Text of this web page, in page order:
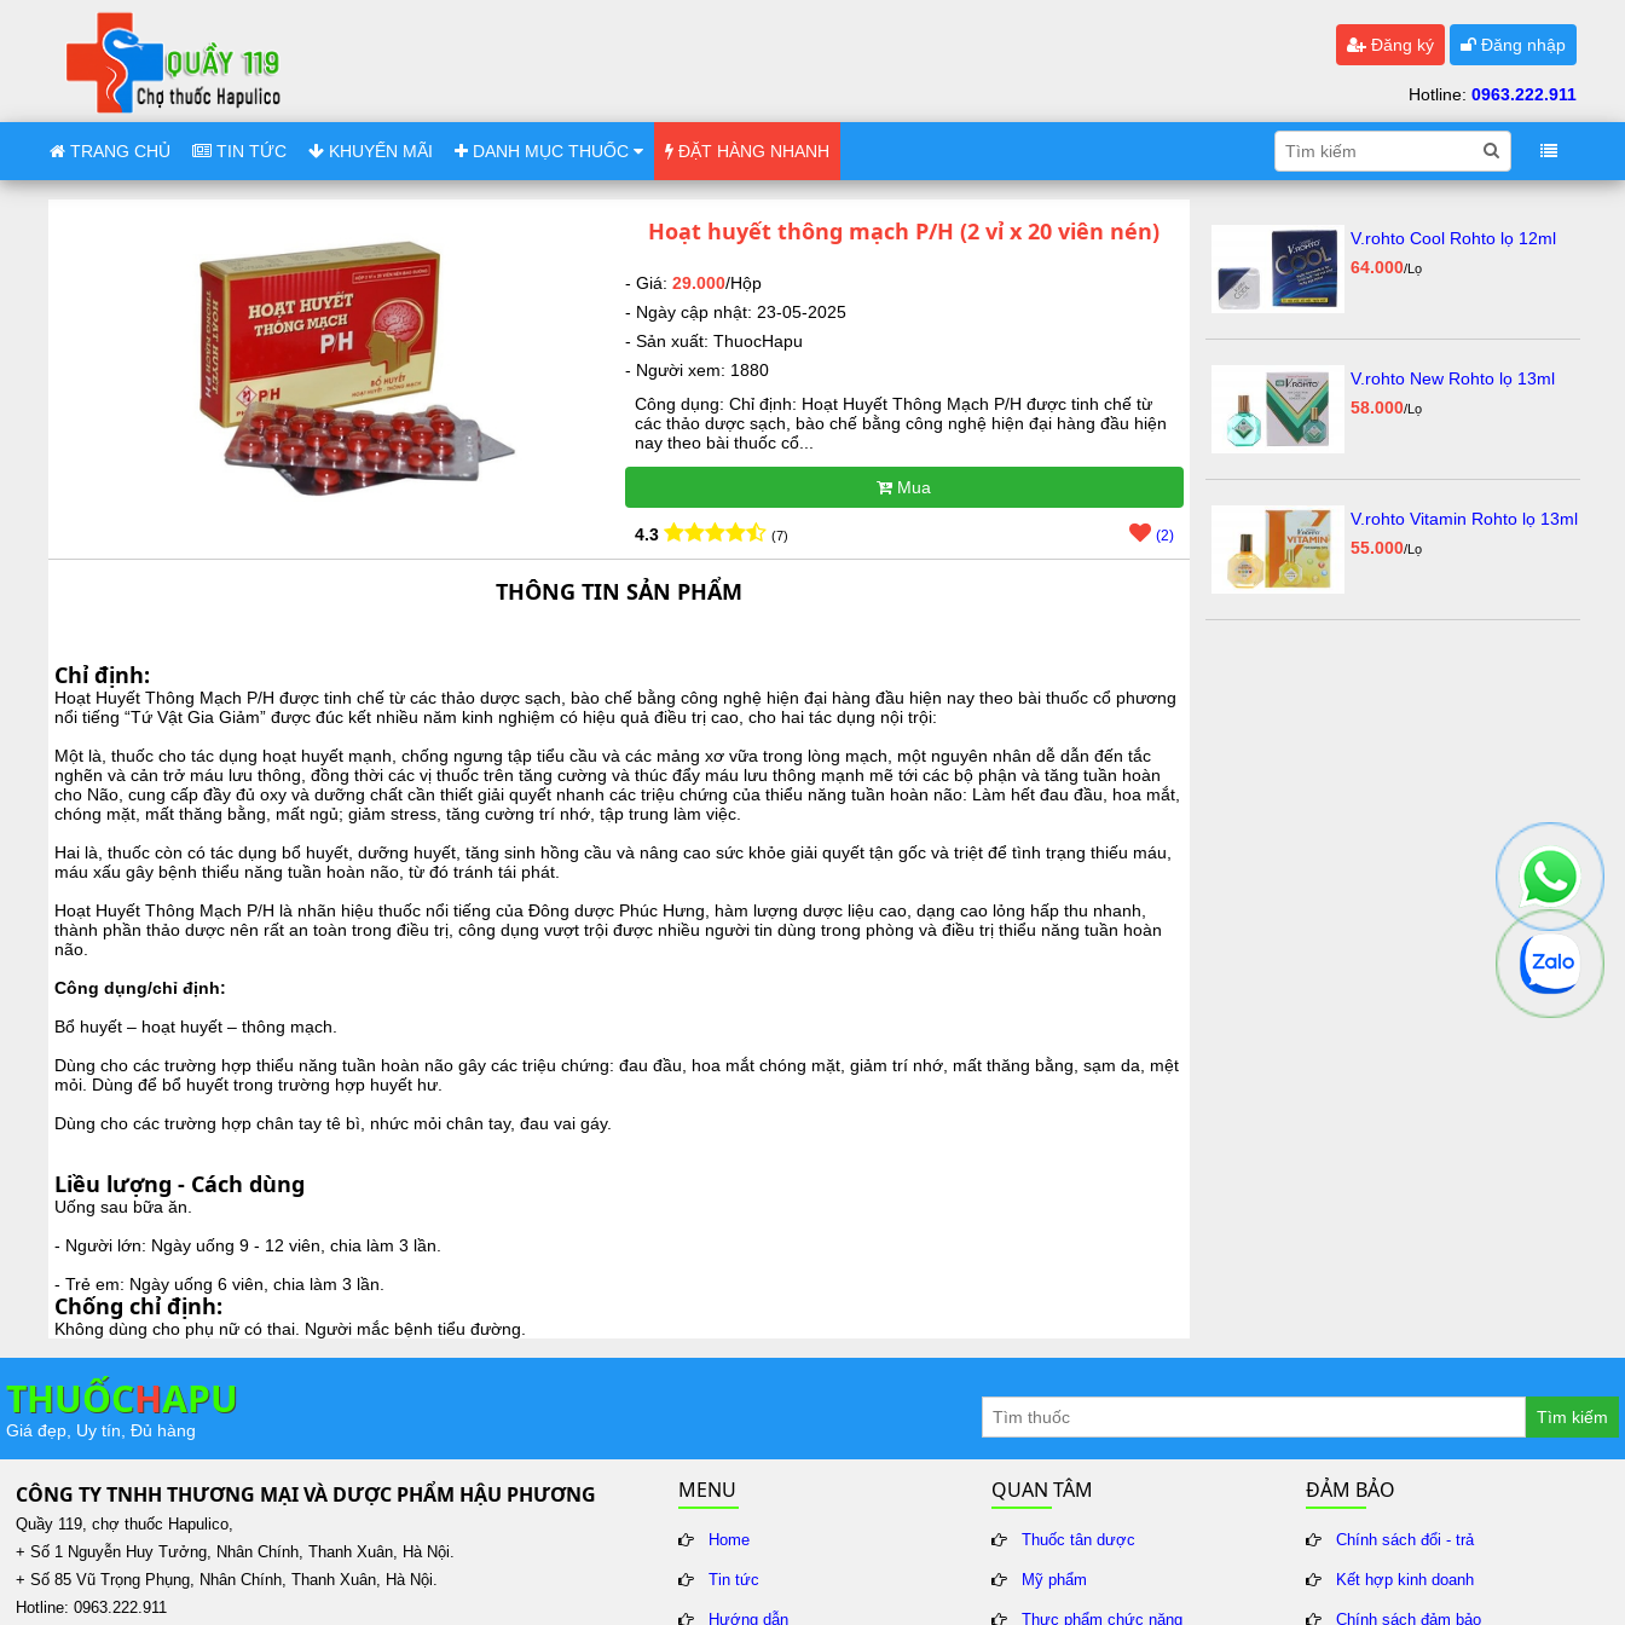
Đăng ký Đăng nhập
Hotline: 0963.222.911
TRANG CHỦ TIN TỨC KHUYẾN MÃI DANH MỤC THUỐC ĐẶT HÀNG NHANH
Hoạt huyết thông mạch P/H (2 vỉ x 20 viên nén)
- Giá: 29.000/Hộp
- Ngày cập nhật: 23-05-2025
- Sản xuất: ThuocHapu
- Người xem: 1880
Công dụng: Chỉ định: Hoạt Huyết Thông Mạch P/H được tinh chế từ
các thảo dược sạch, bào chế bằng công nghệ hiện đại hàng đầu hiện
nay theo bài thuốc cổ...
Mua
4.3 (7) (2)
THÔNG TIN SẢN PHẨM
Chỉ định:
Hoạt Huyết Thông Mạch P/H được tinh chế từ các thảo dược sạch, bào chế bằng công nghệ hiện đại hàng đầu hiện nay theo bài thuốc cổ phương
nổi tiếng “Tứ Vật Gia Giảm” được đúc kết nhiều năm kinh nghiệm có hiệu quả điều trị cao, cho hai tác dụng nội trội:
Một là, thuốc cho tác dụng hoạt huyết mạnh, chống ngưng tập tiểu cầu và các mảng xơ vữa trong lòng mạch, một nguyên nhân dễ dẫn đến tắc
nghẽn và cản trở máu lưu thông, đồng thời các vị thuốc trên tăng cường và thúc đẩy máu lưu thông mạnh mẽ tới các bộ phận và tăng tuần hoàn
cho Não, cung cấp đầy đủ oxy và dưỡng chất cần thiết giải quyết nhanh các triệu chứng của thiểu năng tuần hoàn não: Làm hết đau đầu, hoa mắt,
chóng mặt, mất thăng bằng, mất ngủ; giảm stress, tăng cường trí nhớ, tập trung làm việc.
Hai là, thuốc còn có tác dụng bổ huyết, dưỡng huyết, tăng sinh hồng cầu và nâng cao sức khỏe giải quyết tận gốc và triệt để tình trạng thiếu máu,
máu xấu gây bệnh thiểu năng tuần hoàn não, từ đó tránh tái phát.
Hoạt Huyết Thông Mạch P/H là nhãn hiệu thuốc nổi tiếng của Đông dược Phúc Hưng, hàm lượng dược liệu cao, dạng cao lỏng hấp thu nhanh,
thành phần thảo dược nên rất an toàn trong điều trị, công dụng vượt trội được nhiều người tin dùng trong phòng và điều trị thiểu năng tuần hoàn
não.
Công dụng/chỉ định:
Bổ huyết – hoạt huyết – thông mạch.
Dùng cho các trường hợp thiểu năng tuần hoàn não gây các triệu chứng: đau đầu, hoa mắt chóng mặt, giảm trí nhớ, mất thăng bằng, sạm da, mệt
mỏi. Dùng để bổ huyết trong trường hợp huyết hư.
Dùng cho các trường hợp chân tay tê bì, nhức mỏi chân tay, đau vai gáy.
Liều lượng - Cách dùng
Uống sau bữa ăn.
- Người lớn: Ngày uống 9 - 12 viên, chia làm 3 lần.
- Trẻ em: Ngày uống 6 viên, chia làm 3 lần.
Chống chỉ định:
Không dùng cho phụ nữ có thai. Người mắc bệnh tiểu đường.
V.rohto Cool Rohto lọ 12ml
64.000/Lọ
V.rohto New Rohto lọ 13ml
58.000/Lọ
V.rohto Vitamin Rohto lọ 13ml
55.000/Lọ
THUỐCHAPU
Giá đẹp, Uy tín, Đủ hàng
Tìm kiếm
CÔNG TY TNHH THƯƠNG MẠI VÀ DƯỢC PHẨM HẬU PHƯƠNG
Quầy 119, chợ thuốc Hapulico,
+ Số 1 Nguyễn Huy Tưởng, Nhân Chính, Thanh Xuân, Hà Nội.
+ Số 85 Vũ Trọng Phụng, Nhân Chính, Thanh Xuân, Hà Nội.
Hotline: 0963.222.911
MENU
Home
Tin tức
Hướng dẫn
QUAN TÂM
Thuốc tân dược
Mỹ phẩm
Thực phẩm chức năng
ĐẢM BẢO
Chính sách đổi - trả
Kết hợp kinh doanh
Chính sách đảm bảo